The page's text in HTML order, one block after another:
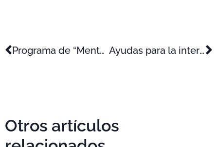
Programa de “Mentoring y apoyo a la internacionalización de la pyme” Ayudas para la internacionalización de los videojuegos y la creación digital
Otros artículos